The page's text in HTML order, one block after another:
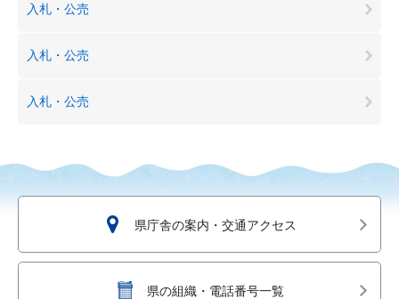
入札・公売
入札・公売
入札・公売
県庁舎の案内・交通アクセス
県の組織・電話番号一覧